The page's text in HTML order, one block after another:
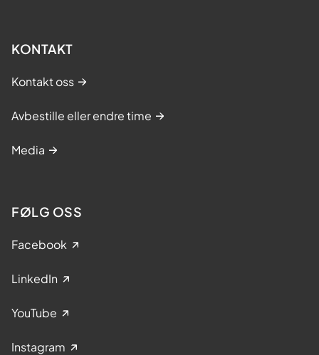
KONTAKT
Kontakt oss
Avbestille eller endre time
Media
FØLG OSS
Facebook
LinkedIn
YouTube
Instagram